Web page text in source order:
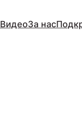
ВидеоЗа нас